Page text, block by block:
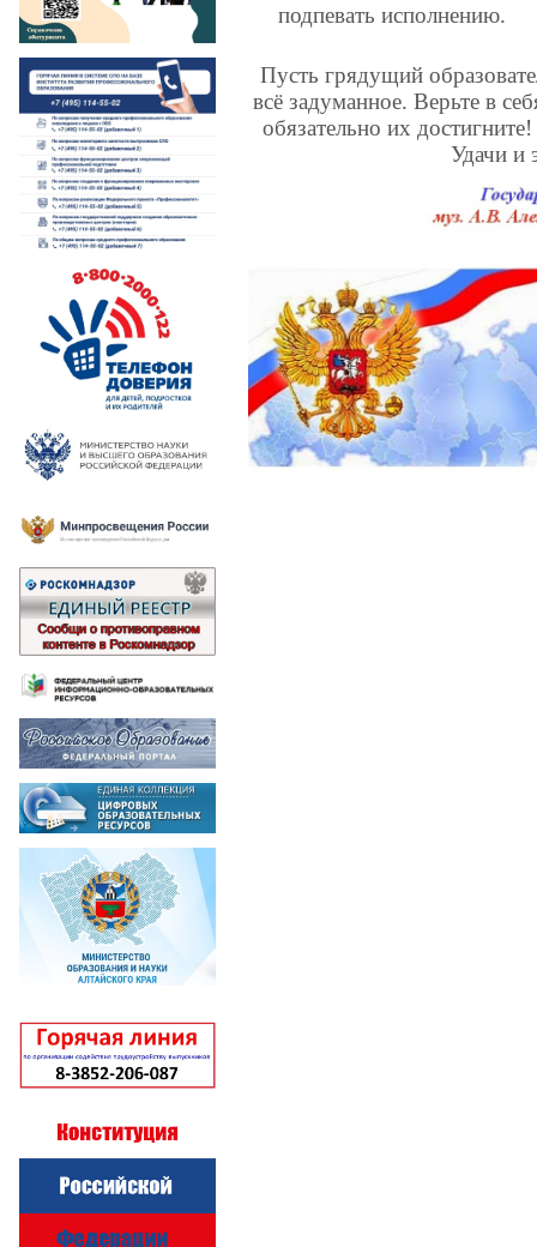
подпевать исполнению.
Пусть грядущий
всё задуманное. Верьте в
обязательно их
Удачи и